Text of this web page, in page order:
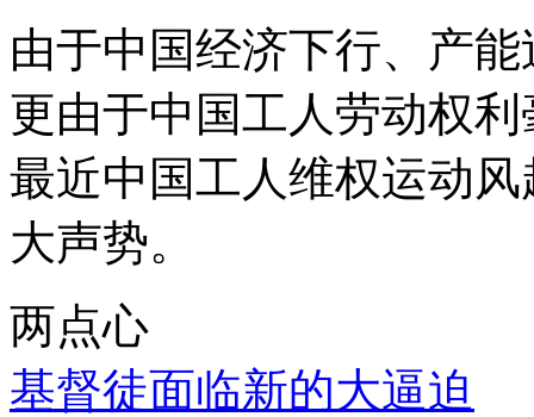
由于中国经济下行、产
更由于中国工人劳动权
最近中国工人维权运动
大声势。
两点心
基督徒面临新的大逼迫